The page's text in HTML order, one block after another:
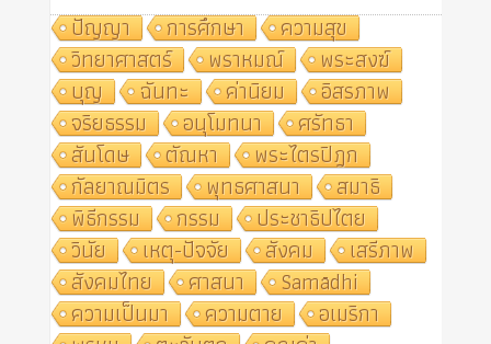
ปัญญา
การศึกษา
ความสุข
วิทยาศาสตร์
พราหมณ์
พระสงฆ์
บุญ
ฉันทะ ค่านิยม
อิสรภาพ
จริยธรรม
อนุโมทนา
ศรัทธา
สันโดษ
ตัณหา
พระไตรปิฎก
กัลยาณมิตร
พุทธศาสนา
สมาธิ
พิธีกรรม
กรรม
ประชาธิปไตย
วินัย
เหตุ-ปัจจัย สังคม
เสรีภาพ
สังคมไทย
ศาสนา
Samādhi
ความเป็นมา
ความตาย
อเมริกา